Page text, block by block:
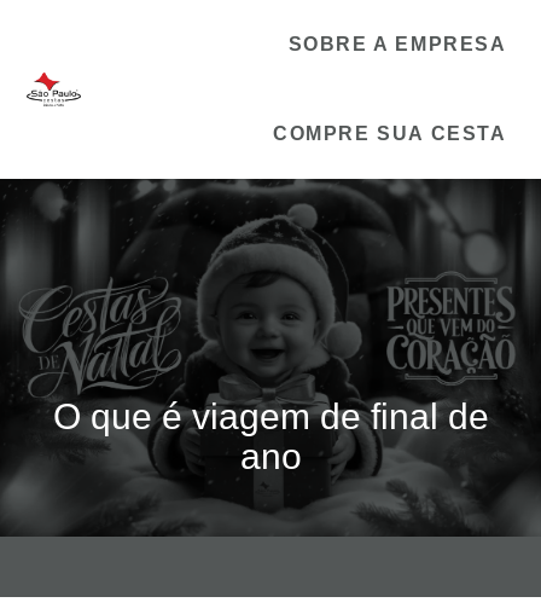
SOBRE A EMPRESA
COMPRE SUA CESTA
O que é viagem de final de
ano